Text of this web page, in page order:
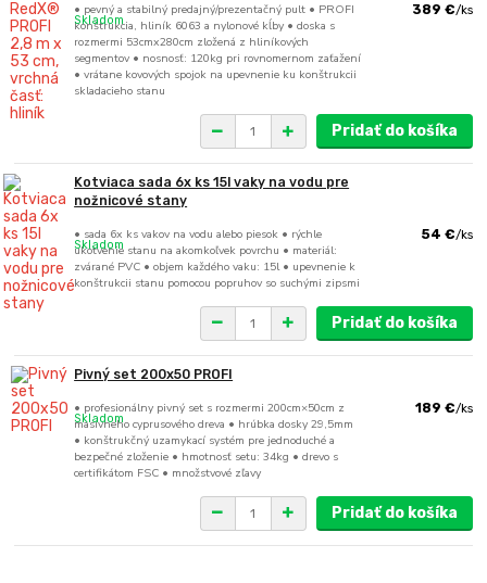
• pevný a stabilný predajný/prezentačný pult • PROFI
konštrukcia, hliník 6063 a nylonové kĺby • doska s
rozmermi 53cmx280cm zložená z hliníkových
segmentov • nosnosť: 120kg pri rovnomernom zaťažení
• vrátane kovových spojok na upevnenie ku konštrukcii
skladacieho stanu
389 €/ks
Skladom
Pridať do košíka
Kotviaca sada 6x ks 15l vaky na vodu pre
nožnicové stany
• sada 6x ks vakov na vodu alebo piesok • rýchle
ukotvenie stanu na akomkoľvek povrchu • materiál:
zvárané PVC • objem každého vaku: 15l • upevnenie k
konštrukcii stanu pomocou popruhov so suchými zipsmi
54 €/ks
Skladom
Pridať do košíka
Pivný set 200x50 PROFI
• profesionálny pivný set s rozmermi 200cm×50cm z
masívneho cyprusového dreva • hrúbka dosky 29,5mm
• konštrukčný uzamykací systém pre jednoduché a
bezpečné zloženie • hmotnosť setu: 34kg • drevo s
certifikátom FSC • množstvové zľavy
189 €/ks
Skladom
Pridať do košíka